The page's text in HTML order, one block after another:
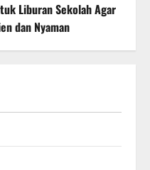
Liburan Sekolah Agar
dan Nyaman